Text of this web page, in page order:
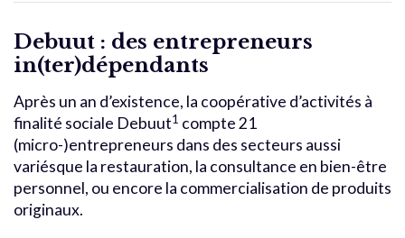
Debuut : des entrepreneurs
in(ter)dépendants
Après un an d’existence, la coopérative d’activités à
finalité sociale Debuut1 compte 21
(micro-)entrepreneurs dans des secteurs aussi
variésque la restauration, la consultance en bien-être
personnel, ou encore la commercialisation de produits
originaux.